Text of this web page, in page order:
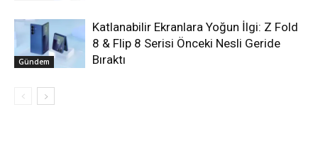
Gündem
Katlanabilir Ekranlara Yoğun İlgi: Z Fold
8 & Flip 8 Serisi Önceki Nesli Geride
Bıraktı